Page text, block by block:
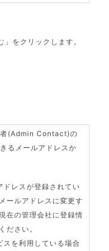
をクリックします。
者(Admin Contact)の
るメールアドレスか
ドレスが登録されてい
ールアドレスに変更す
在の管理会社に登録情
ださい。
を利用している場合